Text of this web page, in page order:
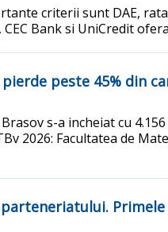
criterii sunt DAE,
CEC Bank si UniCredit
peste 45% din
s-a incheiat cu
2026: Facultatea de